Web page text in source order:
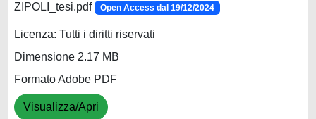
ZIPOLI_tesi.pdf Open Access dal 19/12/2024
Licenza: Tutti i diritti riservati
Dimensione 2.17 MB
Formato Adobe PDF
Visualizza/Apri